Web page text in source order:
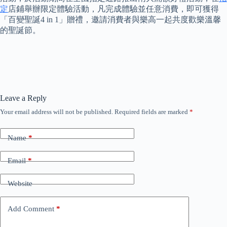
定店鋪舉辦限定體驗活動，凡完成體驗並任意消費，即可獲得
「百變聖誕4 in 1」贈禮，邀請消費者與樂高一起共度歡樂溫馨
的聖誕節。
Leave a Reply
Your email address will not be published. Required fields are marked *
Name*
Email*
Website
Add Comment *